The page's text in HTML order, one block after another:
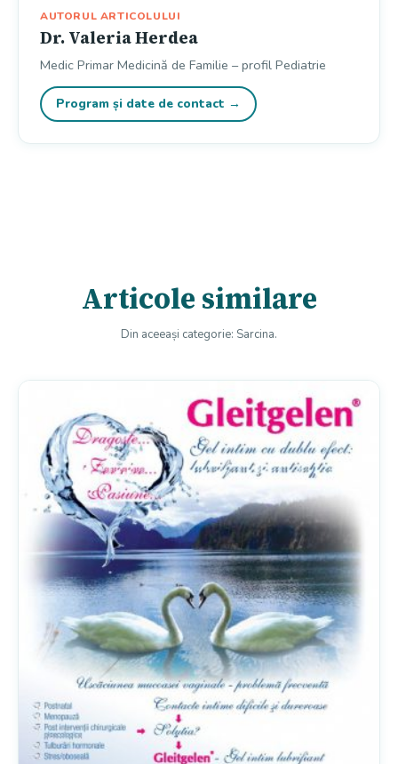
AUTORUL ARTICOLULUI
Dr. Valeria Herdea
Medic Primar Medicină de Familie – profil Pediatrie
Program și date de contact →
Articole similare
Din aceeași categorie: Sarcina.